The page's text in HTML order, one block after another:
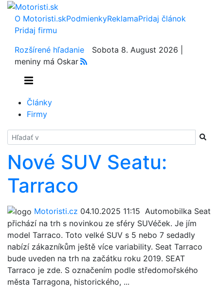
O Motoristi.skPodmienkyReklamaPridaj článok
Pridaj firmu
Rozšírené hľadanie
Sobota 8. August 2026 |
meniny má Oskar
Články
Firmy
Hladať
Nové SUV Seatu:
Tarraco
Motoristi.cz 04.10.2025 11:15 Automobilka Seat
přichází na trh s novinkou ze sféry SUVéček. Je jím
model Tarraco. Toto velké SUV s 5 nebo 7 sedadly
nabízí zákazníkům ještě více variability. Seat Tarraco
bude uveden na trh na začátku roku 2019. SEAT
Tarraco je zde. S označením podle středomořského
města Tarragona, historického, ...